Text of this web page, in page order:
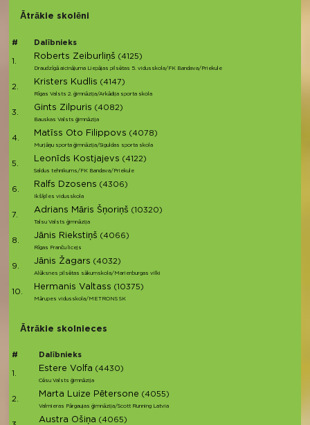
Ātrākie skolēni
# Dalībnieks
1.
Roberts Zeiburliņš (4125)
Draudzīgā aicinājuma Liepājas pilsētas 5. vidusskola/FK Bandava/Priekule
2.
Kristers Kudlis (4147)
Rīgas Valsts 2. ģimnāzija/Arkādija sporta skola
3.
Gints Zilpuris (4082)
Bauskas Valsts ģimnāzija
4.
Matīss Oto Filippovs (4078)
Murjāņu sporta ģimnāzija/Siguldas sporta skola
5.
Leonīds Kostjajevs (4122)
Saldus tehnikums/FK Bandava/Priekule
6.
Ralfs Dzosens (4306)
Ikšķiles vidusskola
7.
Adrians Māris Šņoriņš (10320)
Talsu Valsts ģimnāzija
8.
Jānis Riekstiņš (4066)
Rīgas Franču licejs
9.
Jānis Žagars (4032)
Alūksnes pilsētas sākumskola/Marienburgas vilki
10.
Hermanis Valtass (10375)
Mārupes vidusskola/METRONS SK
Ātrākie skolnieces
# Dalībnieks
1.
Estere Volfa (4430)
Cēsu Valsts ģimnāzija
2.
Marta Luize Pētersone (4055)
Valmieras Pārgaujas ģimnāzija/Scott Running Latvia
Austra Ošiņa (4065)